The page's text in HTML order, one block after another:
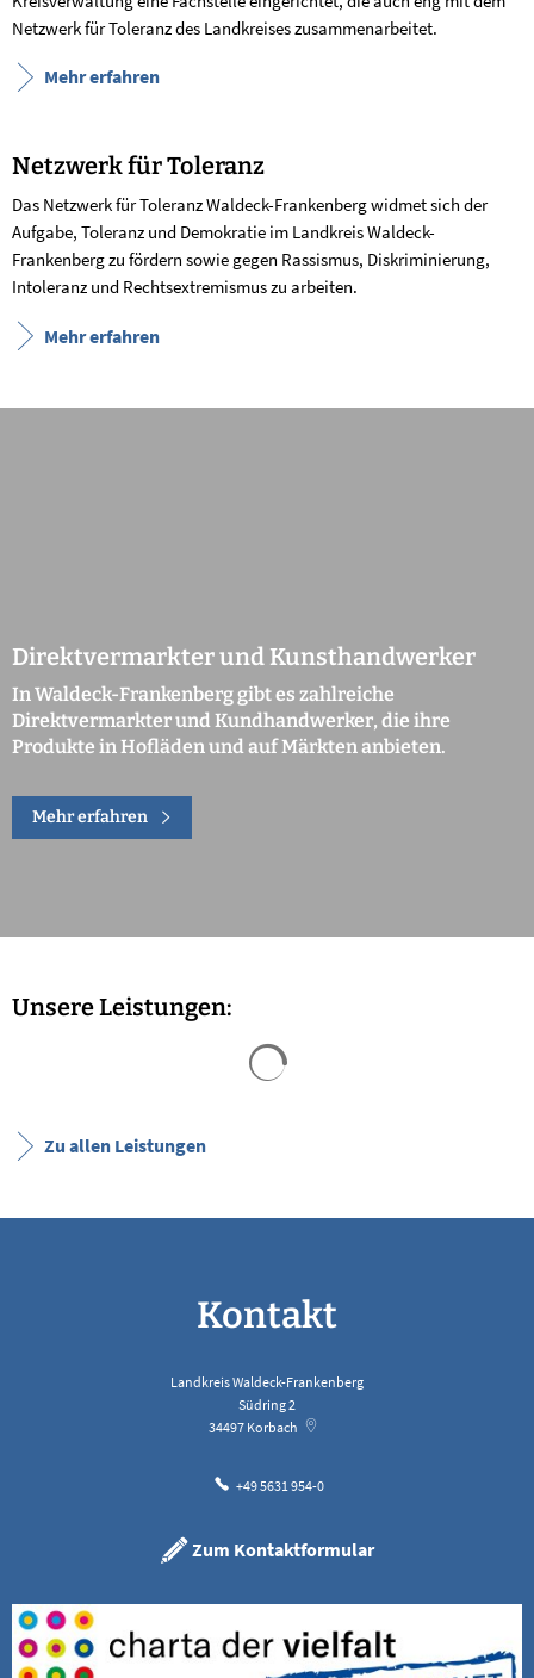
Netzwerk für Toleranz des Landkreises zusammenarbeitet.
Mehr erfahren
Netzwerk für Toleranz
Das Netzwerk für Toleranz Waldeck-Frankenberg widmet sich der
Aufgabe, Toleranz und Demokratie im Landkreis Waldeck-
Frankenberg zu fördern sowie gegen Rassismus, Diskriminierung,
Intoleranz und Rechtsextremismus zu arbeiten.
Mehr erfahren
Direktvermarkter und Kunsthandwerker
In Waldeck-Frankenberg gibt es zahlreiche
Direktvermarkter und Kundhandwerker, die ihre
Produkte in Hofläden und auf Märkten anbieten.
Mehr erfahren
Unsere Leistungen:
Zu allen Leistungen
Kontakt
Landkreis Waldeck-Frankenberg
Südring 2
34497 Korbach
+49 5631 954-0
Zum Kontaktformular